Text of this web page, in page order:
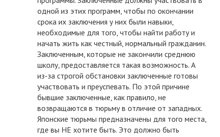
одной из этих программ, чтобы по окончании
срока их заключения у них были навыки,
необходимые для того, чтобы найти работу и
начать жить как честный, нормальный гражданин.
Заключенным, которые не закончили среднюю
школу, предоставляется такая возможность. А
из-за строгой обстановки заключенные готовы
участвовать и преуспевать. По этой причине
бывшие заключенные, как правило, не
возвращаются в тюрьму в отличие от западных.
Японские тюрьмы предназначены для того места,
где вы НЕ хотите быть. Это должно быть